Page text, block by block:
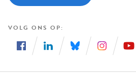
VOLG ONS OP
ons
ons
ons
ons
ons